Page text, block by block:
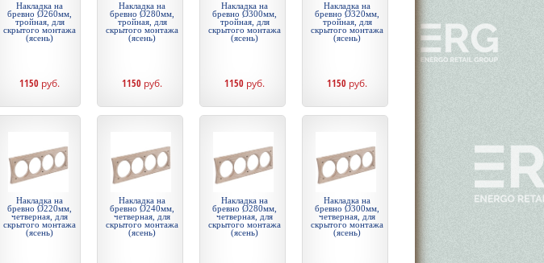
Накладка на
бревно Ø260мм,
тройная, для
скрытого монтажа
(ясень)
1150 руб.
Накладка на
бревно Ø280мм,
тройная, для
скрытого монтажа
(ясень)
1150 руб.
Накладка на
бревно Ø300мм,
тройная, для
скрытого монтажа
(ясень)
1150 руб.
Накладка на
бревно Ø320мм,
тройная, для
скрытого монтажа
(ясень)
1150 руб.
Накладка на
бревно Ø220мм,
четверная, для
скрытого монтажа
(ясень)
Накладка на
бревно Ø240мм,
четверная, для
скрытого монтажа
(ясень)
Накладка на
бревно Ø280мм,
четверная, для
скрытого монтажа
(ясень)
Накладка на
бревно Ø300мм,
четверная, для
скрытого монтажа
(ясень)